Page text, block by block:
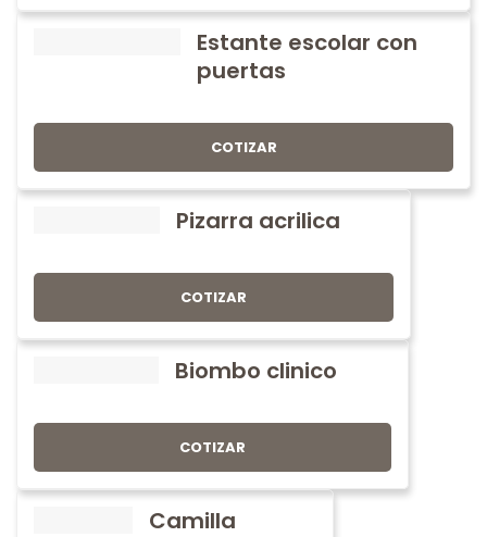
Estante escolar con
puertas
COTIZAR
Pizarra acrilica
COTIZAR
Biombo clinico
COTIZAR
Camilla